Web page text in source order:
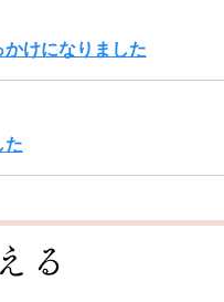
けになりました
た